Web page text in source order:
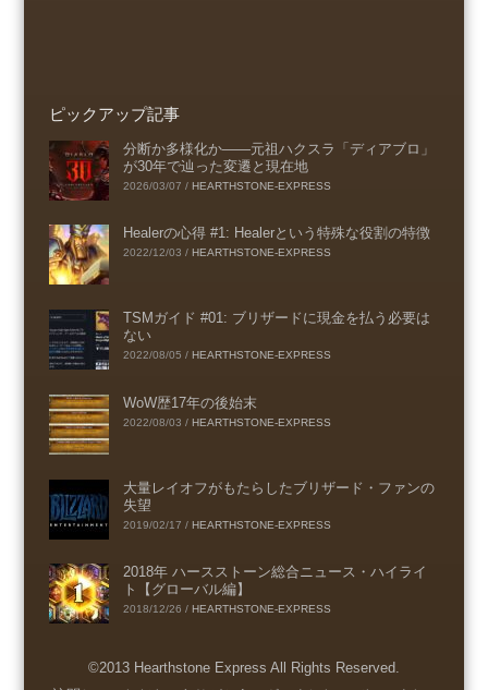
ピックアップ記事
分断か多様化か――元祖ハクスラ「ディアブロ」
が30年で辿った変遷と現在地
2026/03/07 / HEARTHSTONE-EXPRESS
Healerの心得 #1: Healerという特殊な役割の特徴
2022/12/03 / HEARTHSTONE-EXPRESS
TSMガイド #01: ブリザードに現金を払う必要は
ない
2022/08/05 / HEARTHSTONE-EXPRESS
WoW歴17年の後始末
2022/08/03 / HEARTHSTONE-EXPRESS
大量レイオフがもたらしたブリザード・ファンの
失望
2019/02/17 / HEARTHSTONE-EXPRESS
2018年 ハースストーン総合ニュース・ハイライ
ト【グローバル編】
2018/12/26 / HEARTHSTONE-EXPRESS
©2013 Hearthstone Express All Rights Reserved.